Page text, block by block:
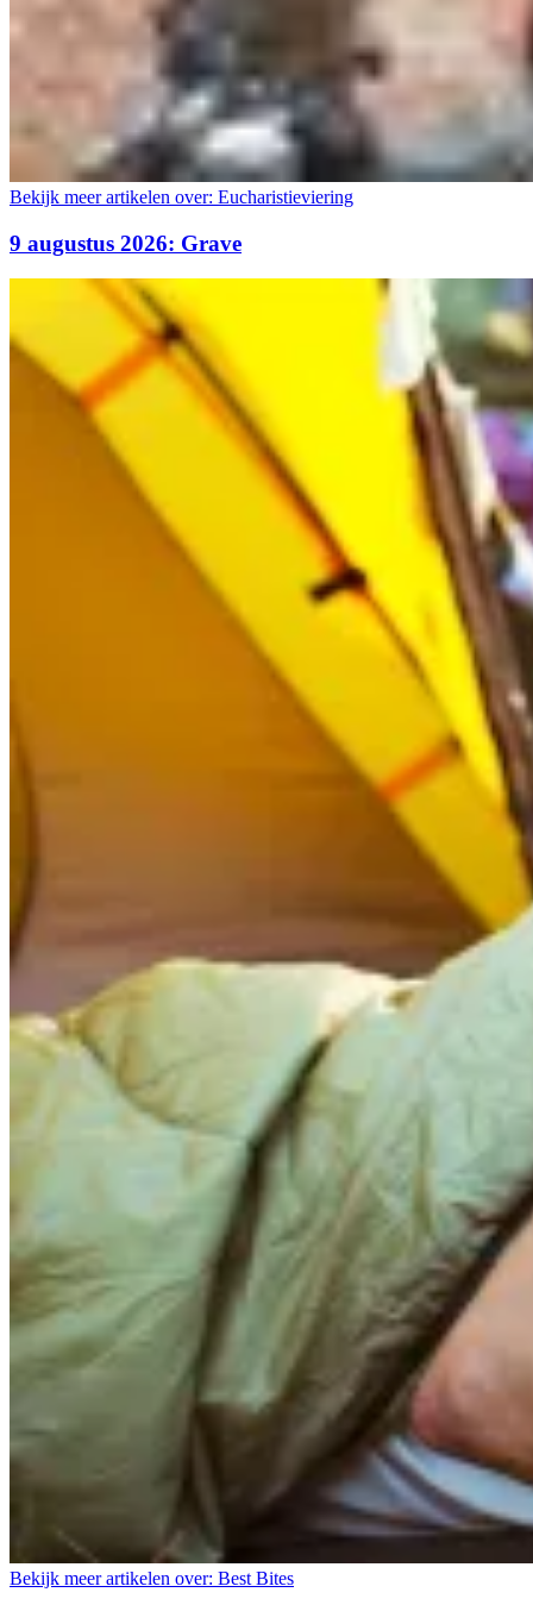
Bekijk meer artikelen over: Eucharistieviering
9 augustus 2026: Grave
Bekijk meer artikelen over: Best Bites